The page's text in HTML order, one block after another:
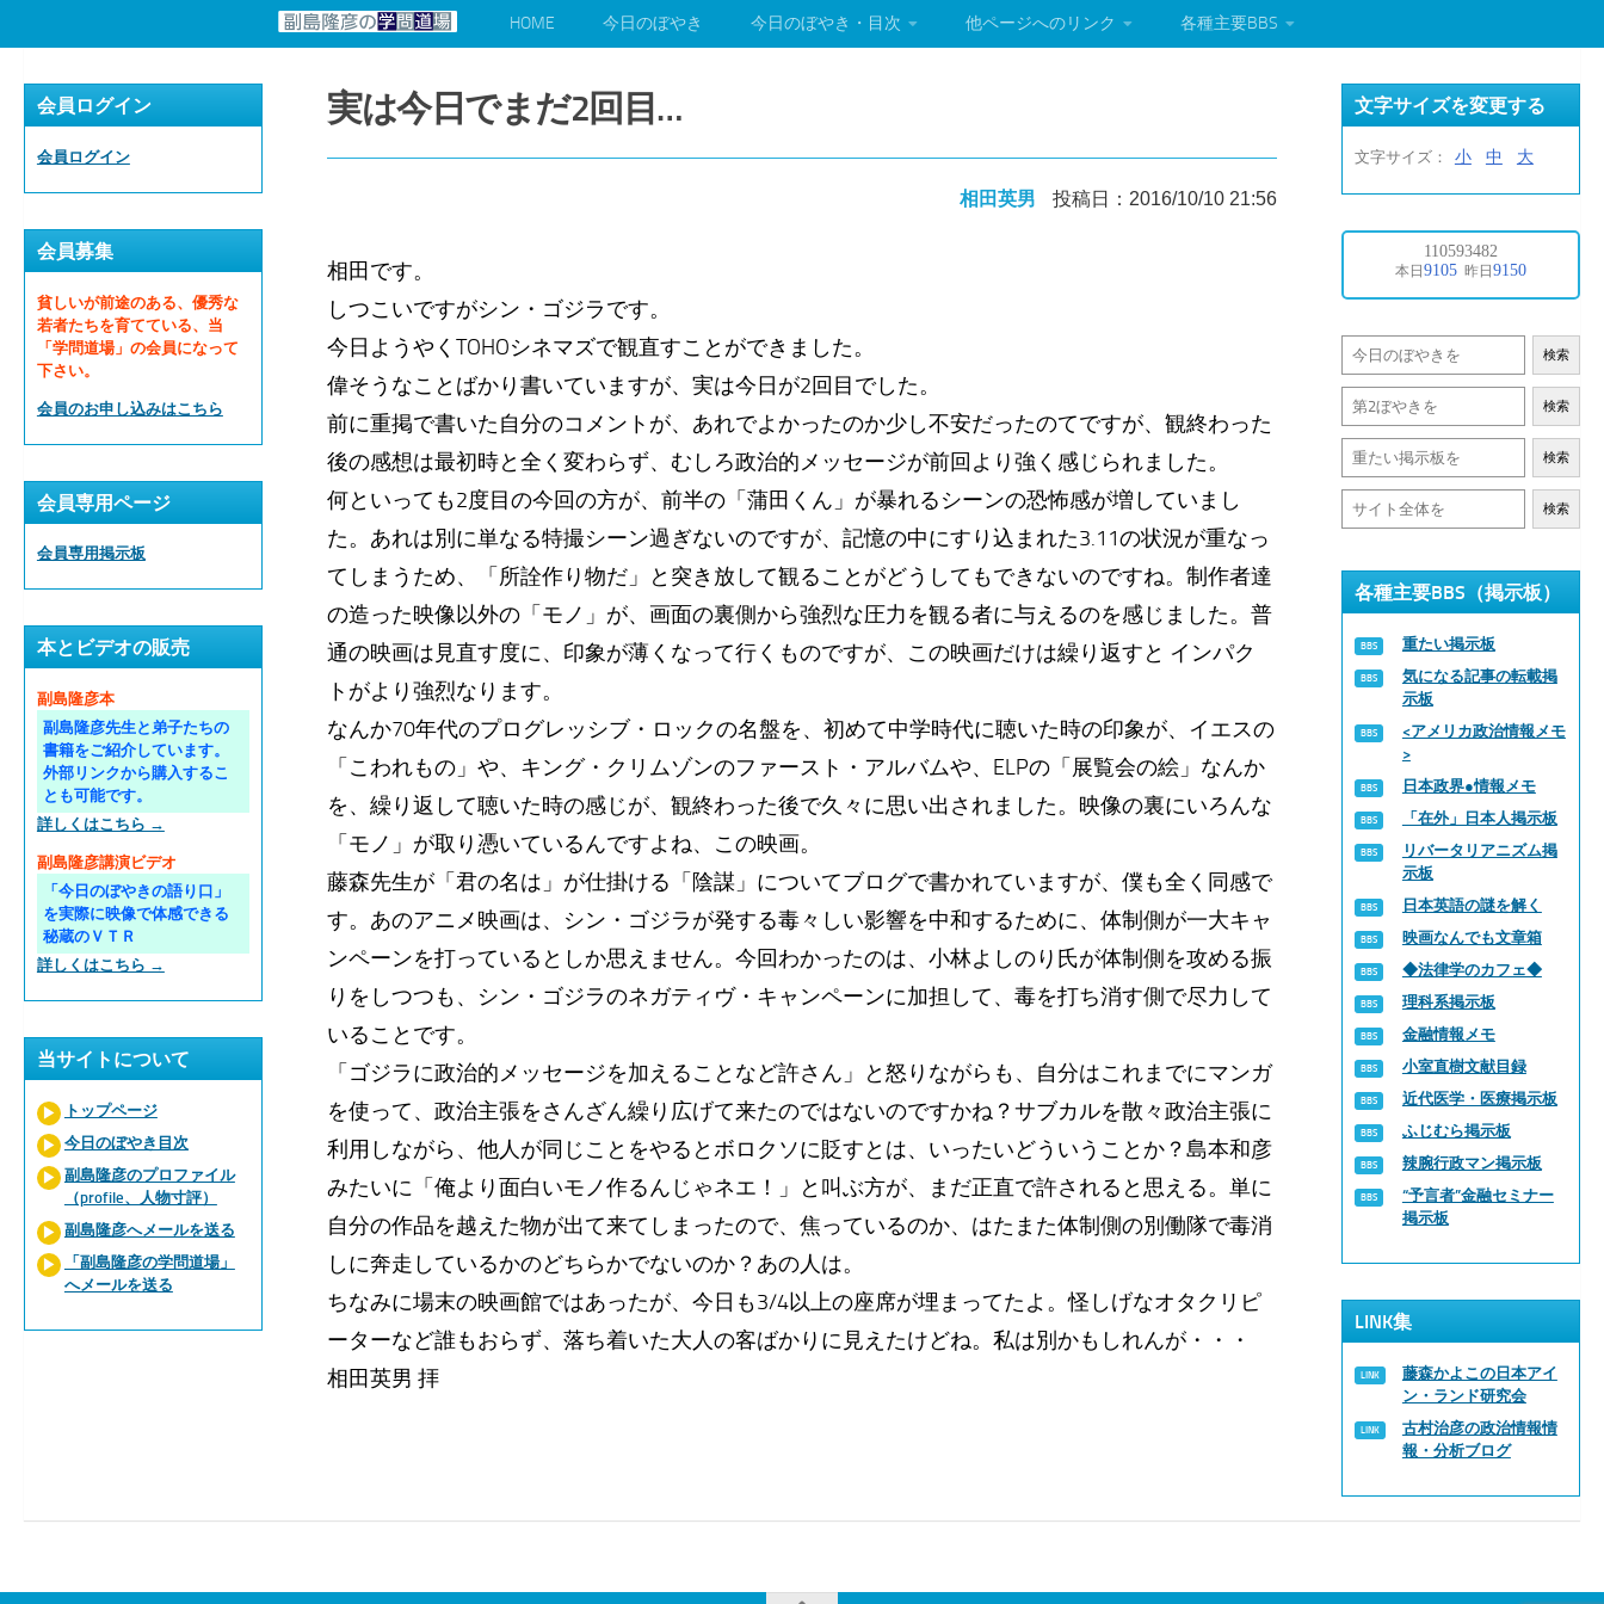
HOME 今日のぼやき 今日のぼやき・目次 他ページへのリンク 各種主要BBS
実は今日でまだ2回目…
相田英男 投稿日：2016/10/10 21:56
相田です。
しつこいですがシン・ゴジラです。
今日ようやくTOHOシネマズで観直すことができました。
偉そうなことばかり書いていますが、実は今日が2回目でした。
前に重掲で書いた自分のコメントが、あれでよかったのか少し不安だったのてですが、観終わった
後の感想は最初時と全く変わらず、むしろ政治的メッセージが前回より強く感じられました。
何といっても2度目の今回の方が、前半の「蒲田くん」が暴れるシーンの恐怖感が増していまし
た。あれは別に単なる特撮シーン過ぎないのですが、記憶の中にすり込まれた3.11の状況が重なっ
てしまうため、「所詮作り物だ」と突き放して観ることがどうしてもできないのですね。制作者達
の造った映像以外の「モノ」が、画面の裏側から強烈な圧力を観る者に与えるのを感じました。普
通の映画は見直す度に、印象が薄くなって行くものですが、この映画だけは繰り返すと インパク
トがより強烈なります。
なんか70年代のプログレッシブ・ロックの名盤を、初めて中学時代に聴いた時の印象が、イエスの
「こわれもの」や、キング・クリムゾンのファースト・アルバムや、ELPの「展覧会の絵」なんか
を、繰り返して聴いた時の感じが、観終わった後で久々に思い出されました。映像の裏にいろんな
「モノ」が取り憑いているんですよね、この映画。
藤森先生が「君の名は」が仕掛ける「陰謀」についてブログで書かれていますが、僕も全く同感で
す。あのアニメ映画は、シン・ゴジラが発する毒々しい影響を中和するために、体制側が一大キャ
ンペーンを打っているとしか思えません。今回わかったのは、小林よしのり氏が体制側を攻める振
りをしつつも、シン・ゴジラのネガティヴ・キャンペーンに加担して、毒を打ち消す側で尽力して
いることです。
「ゴジラに政治的メッセージを加えることなど許さん」と怒りながらも、自分はこれまでにマンガ
を使って、政治主張をさんざん繰り広げて来たのではないのですかね？サブカルを散々政治主張に
利用しながら、他人が同じことをやるとボロクソに貶すとは、いったいどういうことか？島本和彦
みたいに「俺より面白いモノ作るんじゃネエ！」と叫ぶ方が、まだ正直で許されると思える。単に
自分の作品を越えた物が出て来てしまったので、焦っているのか、はたまた体制側の別働隊で毒消
しに奔走しているかのどちらかでないのか？あの人は。
ちなみに場末の映画館ではあったが、今日も3/4以上の座席が埋まってたよ。怪しげなオタクリピ
ーターなど誰もおらず、落ち着いた大人の客ばかりに見えたけどね。私は別かもしれんが・・・
相田英男 拝
会員ログイン
会員ログイン
会員募集
貧しいが前途のある、優秀な
若者たちを育てている、当
「学問道場」の会員になって
下さい。
会員のお申し込みはこちら
会員専用ページ
会員専用掲示板
本とビデオの販売
副島隆彦本
副島隆彦先生と弟子たちの
書籍をご紹介しています。
外部リンクから購入するこ
とも可能です。
詳しくはこちら →
副島隆彦講演ビデオ
「今日のぼやきの語り口」
を実際に映像で体感できる
秘蔵のＶＴＲ
詳しくはこちら →
当サイトについて
トップページ
今日のぼやき目次
副島隆彦のプロファイル
（profile、人物寸評）
副島隆彦へメールを送る
「副島隆彦の学問道場」
へメールを送る
文字サイズを変更する
文字サイズ： 小 中 大
検索
検索
検索
検索
各種主要BBS（掲示板）
重たい掲示板
気になる記事の転載掲
示板
<アメリカ政治情報メモ
>
日本政界●情報メモ
「在外」日本人掲示板
リバータリアニズム掲
示板
日本英語の謎を解く
映画なんでも文章箱
◆法律学のカフェ◆
理科系掲示板
金融情報メモ
小室直樹文献目録
近代医学・医療掲示板
ふじむら掲示板
辣腕行政マン掲示板
“予言者”金融セミナー
掲示板
LINK集
藤森かよこの日本アイ
ン・ランド研究会
古村治彦の政治情報情
報・分析ブログ